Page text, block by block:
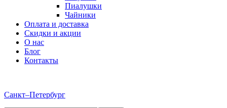
Пиалушки
Чайники
Оплата и доставка
Скидки и акции
О нас
Блог
Контакты
Санкт–Петербург